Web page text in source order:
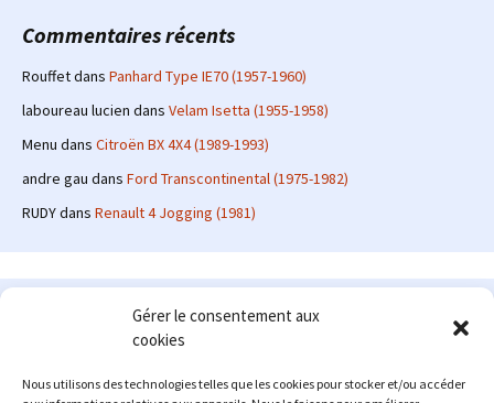
Gérer le consentement aux
cookies
Nous utilisons des technologies telles que les cookies pour stocker et/ou accéder
Commentaires récents
Rouffetdans Panhard Type IE70 (1957-1960)
laboureau lucien dans Velam Isetta (1955-1958)
Menu dans Citroën BX 4X4 (1989-1993)
andre gau dans Ford Transcontinental (1975-1982)
RUDYdans Renault 4 Jogging (1981)
Le site en quelques mots
: passionné d'automobile ancienne depuis de
nombreuses années, j'ai commencé à partager ma passion sur
internet à partir de 2009 au travers d'un blog qui a connu un relatif